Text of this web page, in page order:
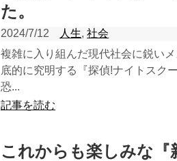
た。
2024/7/12 人生,社会
複雑に入り組んだ現代社会に鋭い
底的に究明する『探偵!ナイトスク
恐...
記事を読む
これからも楽しみな